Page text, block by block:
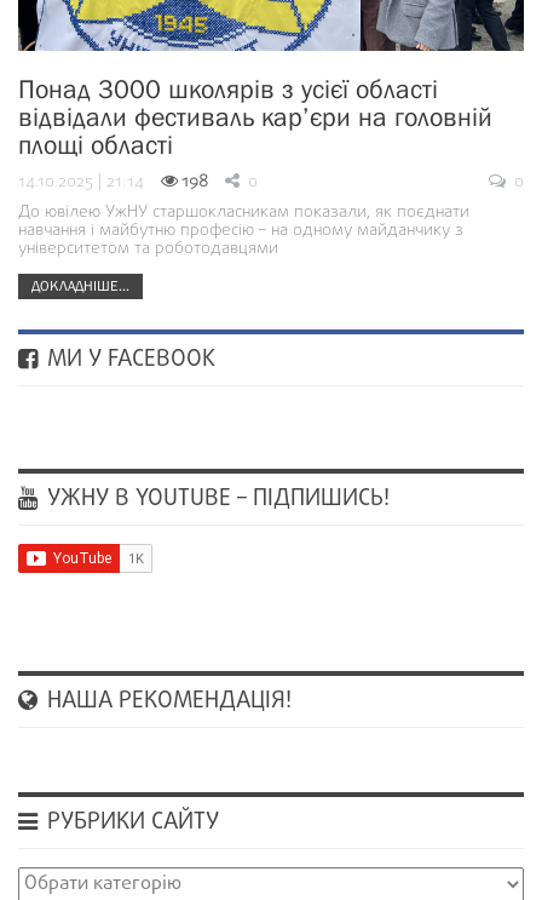
Понад 3000 школярів з усієї області
відвідали фестиваль кар’єри на головній
площі області
14.10.2025 | 21:14 198 0
0
До ювілею УжНУ старшокласникам показали, як поєднати
навчання і майбутню професію – на одному майданчику з
університетом та роботодавцями
ДОКЛАДНІШЕ...
МИ У FACEBOOK
УЖНУ В YOUTUBE – ПІДПИШИСЬ!
НАША РЕКОМЕНДАЦІЯ!
РУБРИКИ САЙТУ
Рубрики